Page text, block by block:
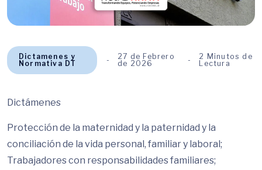
Dictamenes y
Normativa DT
27 de Febrero
de 2026
2 Minutos de
Lectura
Dictámenes
Protección de la maternidad y la paternidad y la
conciliación de la vida personal, familiar y laboral;
Trabajadores con responsabilidades familiares;